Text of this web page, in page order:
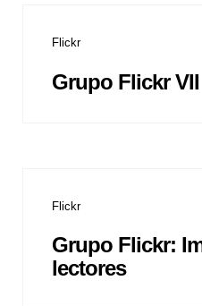
Flickr
Grupo Flickr VII
Flickr
Grupo Flickr:
lectores